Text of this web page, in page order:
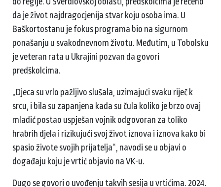
da je život najdragocjenija stvar koju osoba ima. U
Baškortostanu je fokus programa bio na sigurnom
ponašanju u svakodnevnom životu. Međutim, u Tobolsku
je veteran rata u Ukrajini pozvan da govori
predškolcima.
„Djeca su vrlo pažljivo slušala, uzimajući svaku riječ k
srcu, i bila su zapanjena kada su čula koliko je brzo ovaj
mladić postao uspješan vojnik odgovoran za toliko
hrabrih djela i rizikujući svoj život iznova i iznova kako bi
spasio živote svojih prijatelja“, navodi se u objavi o
događaju koju je vrtić objavio na VK-u.
Dugo se govori o uvođenju takvih sesija u vrtićima. 2024.